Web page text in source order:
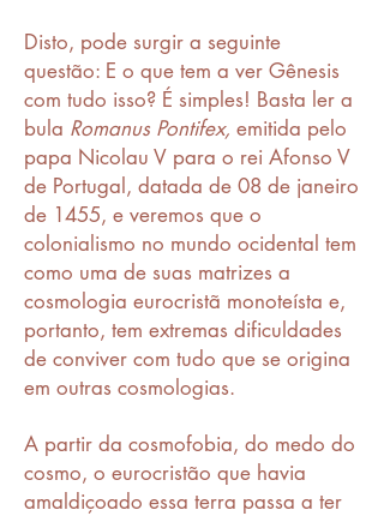
Disto, pode surgir a seguinte
questão: E o que tem a ver Gênesis
com tudo isso? É simples! Basta ler a
bula Romanus Pontifex, emitida pelo
papa Nicolau V para o rei Afonso V
de Portugal, datada de 08 de janeiro
de 1455, e veremos que o
colonialismo no mundo ocidental tem
como uma de suas matrizes a
cosmologia eurocristã monoteísta e,
portanto, tem extremas dificuldades
de conviver com tudo que se origina
em outras cosmologias.
A partir da cosmofobia, do medo do
cosmo, o eurocristão que havia
amaldiçoado essa terra passa a ter